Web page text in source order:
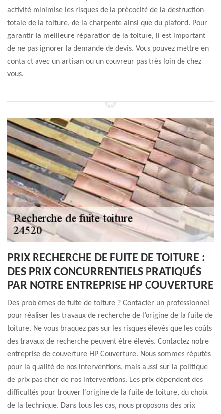
activité minimise les risques de la précocité de la destruction
totale de la toiture, de la charpente ainsi que du plafond. Pour
garantir la meilleure réparation de la toiture, il est important
de ne pas ignorer la demande de devis. Vous pouvez mettre en
conta ct avec un artisan ou un couvreur pas très loin de chez
vous.
PRIX RECHERCHE DE FUITE DE TOITURE :
DES PRIX CONCURRENTIELS PRATIQUÉS
PAR NOTRE ENTREPRISE HP COUVERTURE
Des problèmes de fuite de toiture ? Contacter un professionnel
pour réaliser les travaux de recherche de l’origine de la fuite de
toiture. Ne vous braquez pas sur les risques élevés que les coûts
des travaux de recherche peuvent être élevés. Contactez notre
entreprise de couverture HP Couverture. Nous sommes réputés
pour la qualité de nos interventions, mais aussi sur la politique
de prix pas cher de nos interventions. Les prix dépendent des
difficultés pour trouver l’origine de la fuite de toiture, du choix
de la technique. Dans tous les cas, nous proposons des prix